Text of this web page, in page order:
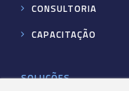
CONSULTORIA
CAPACITAÇÃO
SOLUÇÕES